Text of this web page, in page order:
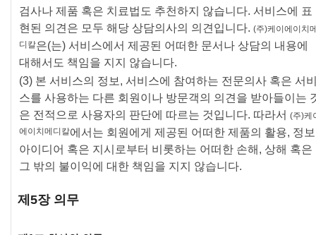
# 동물진단 # 분자진단키트
검사나 제품 혹은 치료법도 추천하지 않습니다. 서비스에 표
현된 의견은 모두 해당 상담의사의 의견입니다. (주)케이에이치
디칼은(는) 서비스에서 제공된 어떠한 문서나 상담의 내용에
대해서도 책임을 지지 않습니다.
(3) 본 서비스의 정보, 서비스에 참여하는 전문의사 혹은 서
스를 사용하는 다른 회원이나 방문객의 의견을 받아들이는
은 전적으로 사용자의 판단에 따르는 것입니다. 따라서 (주)케
에이치메디칼에서는 회원에게 제공된 어떠한 제품의 활용, 정
아이디어 혹은 지시로부터 비롯하는 어떠한 손해, 상해 혹은
그 밖의 불이익에 대한 책임을 지지 않습니다.
제5장 의무